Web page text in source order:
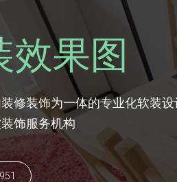
效果图
修装饰为一体的专业化软装
饰服务机构